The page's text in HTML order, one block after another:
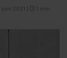
juni 2021 1 min